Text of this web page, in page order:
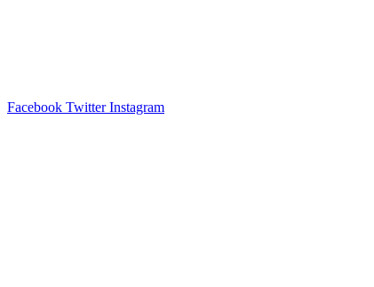
Facebook Twitter Instagram